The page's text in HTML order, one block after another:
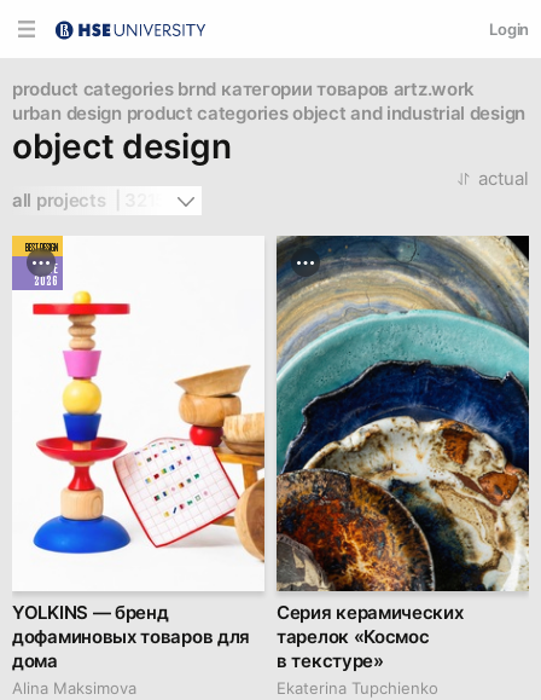
Login
product categories brnd категории товаров artz.work
urban design product categories object and industrial design
object design
all projects  | 3215
actual
BEST DESIGN
JUNE
2026
YOLKINS — бренд
дофаминовых товаров для
дома
Alina Maksimova
Серия керамических
тарелок «Космос
в текстуре»
Ekaterina Tupchienko